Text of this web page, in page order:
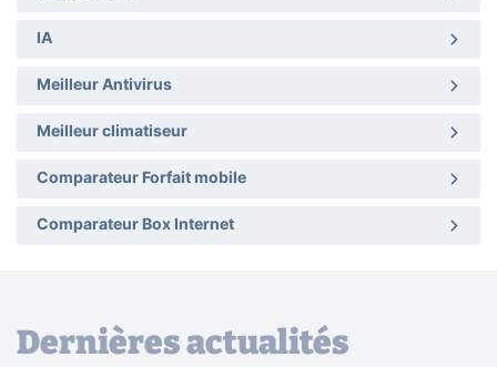
IA
Meilleur Antivirus
Meilleur climatiseur
Comparateur Forfait mobile
Comparateur Box Internet
Dernières actualités